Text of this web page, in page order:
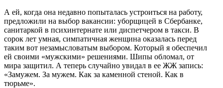
А ей, когда она недавно попыталась устроиться на работу,
предложили на выбор вакансии: уборщицей в Сбербанке,
санитаркой в психинтернате или диспетчером в такси. В
сорок лет умная, симпатичная женщина оказалась перед
таким вот незамысловатым выбором. Который я обеспечил
ей своими «мужскими» решениями. Шипы обломал, от
мира защитил. А теперь случайно увидал в ее ЖЖ запись:
«Замужем. За мужем. Как за каменной стеной. Как в
тюрьме».